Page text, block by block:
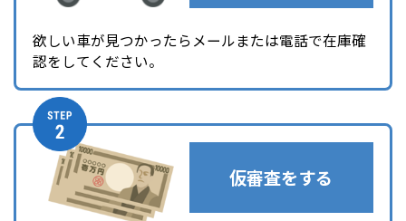
欲しい車が見つかったらメールまたは電話で在庫確
認をしてください。
仮審査をする